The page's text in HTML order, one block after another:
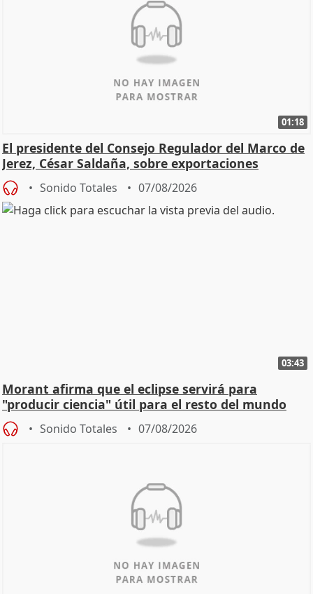
01:18
El presidente del Consejo Regulador del Marco de
Jerez, César Saldaña, sobre exportaciones
Sonido Totales 07/08/2026
03:43
Morant afirma que el eclipse servirá para
"producir ciencia" útil para el resto del mundo
Sonido Totales 07/08/2026